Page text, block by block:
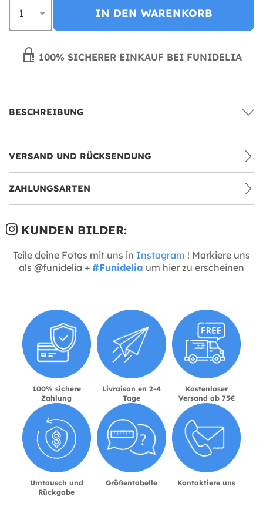
IN DEN WARENKORB
100% SICHERER EINKAUF BEI FUNIDELIA
BESCHREIBUNG
VERSAND UND RÜCKSENDUNG
ZAHLUNGSARTEN
KUNDEN BILDER:
Teile deine Fotos mit uns in Instagram ! Markiere uns
als @funidelia + #Funidelia um hier zu erscheinen
100% sichere
Zahlung
Livraison en 2-4
Tage
Kostenloser
Versand ab 75€
Umtausch und
Rückgabe
Größentabelle Kontaktiere uns